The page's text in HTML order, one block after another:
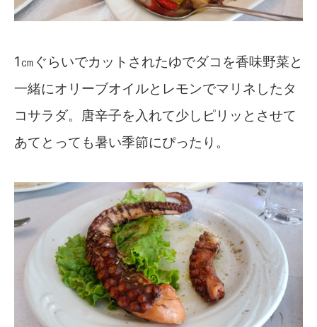
1㎝ぐらいでカットされたゆでダコを香味野菜と
一緒にオリーブオイルとレモンでマリネしたタ
コサラダ。唐辛子を入れて少しピリッとさせて
あてとっても暑い季節にぴったり。